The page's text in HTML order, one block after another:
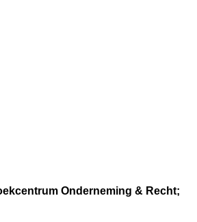
Onderneming & Recht;